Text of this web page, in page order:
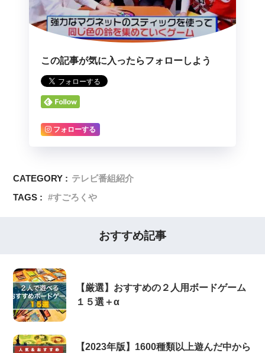
この記事が気に入ったらフォローしよう
フォローする
CATEGORY : テレビ番組紹介
TAGS :
すごろくや
おすすめ記事
【厳選】おすすめの２人用ボードゲーム
１５選＋α
【2023年版】1600種類以上遊んだ中から